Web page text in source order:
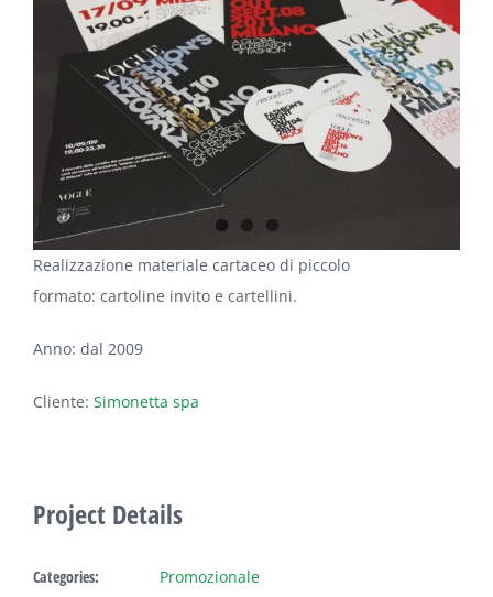
Image
Realizzazione materiale cartaceo di piccolo
formato: cartoline invito e cartellini.
Anno: dal 2009
Cliente: Simonetta spa
Project Details
Categories: Promozionale